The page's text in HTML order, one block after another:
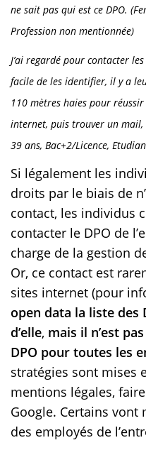
ne sait pas qui est ce DPO.
Profession non mentionnée)
J’ai regardé pour contacter
facile de les identifier, il y a
110 mètres haies pour
internet, puis trouver un mail,
39 ans, Bac+2/Licence,
Si légalement les
droits par le biais de
contact, les individus
contacter le DPO de
charge de la gestion
Or, ce contact est
sites internet (pour
open data la liste des
d’elle, mais il n’est
DPO pour toutes les
stratégies sont mises
mentions légales,
Google. Certains vont
des employés de